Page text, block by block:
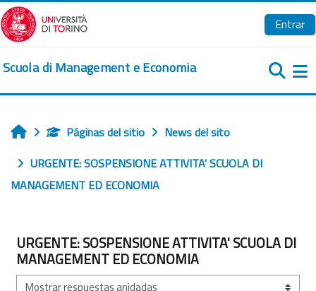
Salta al contenido principal
Entrar
Scuola di Management e Economia
InicioPáginas del sitio
News del sito
URGENTE: SOSPENSIONE ATTIVITA' SCUOLA DI
MANAGEMENT ED ECONOMIA
URGENTE: SOSPENSIONE ATTIVITA' SCUOLA DI
MANAGEMENT ED ECONOMIA
Mostrar modo